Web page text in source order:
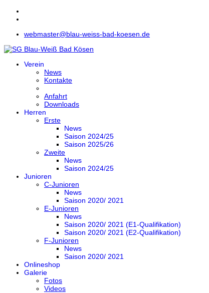
webmaster@blau-weiss-bad-koesen.de
Verein
News
Kontakte
Anfahrt
Downloads
Herren
Erste
News
Saison 2024/25
Saison 2025/26
Zweite
News
Saison 2024/25
Junioren
C-Junioren
News
Saison 2020/ 2021
E-Junioren
News
Saison 2020/ 2021 (E1-Qualifikation)
Saison 2020/ 2021 (E2-Qualifikation)
F-Junioren
News
Saison 2020/ 2021
Onlineshop
Galerie
Fotos
Videos